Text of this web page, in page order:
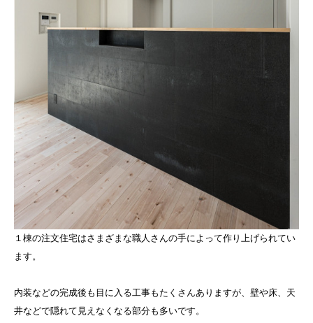
１棟の注文住宅はさまざまな職人さんの手によって作り上げられてい
ます。
内装などの完成後も目に入る工事もたくさんありますが、壁や床、天
井などで隠れて見えなくなる部分も多いです。